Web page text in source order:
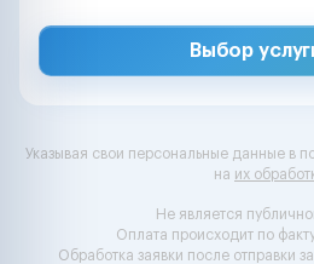
Выбор
Указывая свои персональные данные в
на их
Не является
Оплата происходит по
Обработка заявки после отправки